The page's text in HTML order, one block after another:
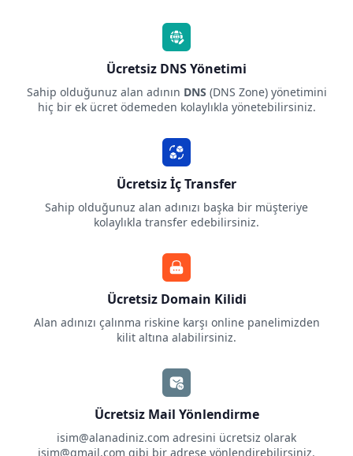
Ücretsiz DNS Yönetimi
Sahip olduğunuz alan adının DNS (DNS Zone) yönetimini
hiç bir ek ücret ödemeden kolaylıkla yönetebilirsiniz.
Ücretsiz İç Transfer
Sahip olduğunuz alan adınızı başka bir müşteriye
kolaylıkla transfer edebilirsiniz.
Ücretsiz Domain Kilidi
Alan adınızı çalınma riskine karşı online panelimizden
kilit altına alabilirsiniz.
Ücretsiz Mail Yönlendirme
isim@alanadiniz.com adresini ücretsiz olarak
isim@gmail.com gibi bir adrese yönlendirebilirsiniz.